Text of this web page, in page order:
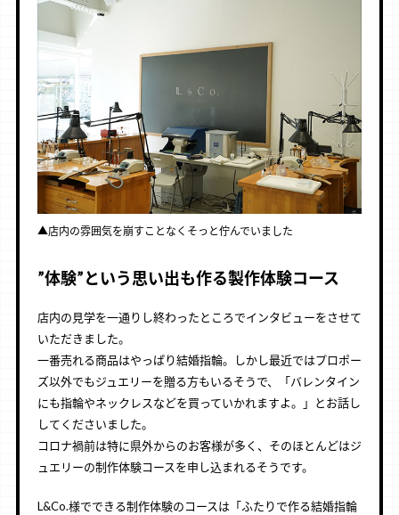
▲店内の雰囲気を崩すことなくそっと佇んでいました
”体験”という思い出も作る製作体験コース
店内の見学を一通りし終わったところでインタビューをさせて
いただきました。
一番売れる商品はやっぱり結婚指輪。しかし最近ではプロポー
ズ以外でもジュエリーを贈る方もいるそうで、「バレンタイン
にも指輪やネックレスなどを買っていかれますよ。」とお話し
してくださいました。
コロナ禍前は特に県外からのお客様が多く、そのほとんどはジ
ュエリーの制作体験コースを申し込まれるそうです。
L&Co.様でできる制作体験のコースは「ふたりで作る結婚指輪